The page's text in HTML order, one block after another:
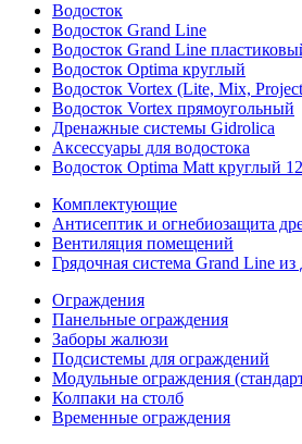
Водосток
Водосток Grand Line
Водосток Grand Line
Водосток Optima круглый
Водосток Vortex (Lite, Mix,
Водосток Vortex прямоугольный
Дренажные системы Gidrolica
Аксессуары для водостока
Водосток Optima Matt круглый
Комплектующие
Антисептик и огнебиозащита
Вентиляция помещений
Грядочная система Grand Line
Ограждения
Панельные ограждения
Заборы жалюзи
Подсистемы для ограждений
Модульные ограждения
Колпаки на столб
Временные ограждения